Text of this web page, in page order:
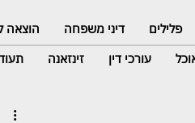
פלילים דיני משפחה הוצאה
עורכי דין זינזאנה